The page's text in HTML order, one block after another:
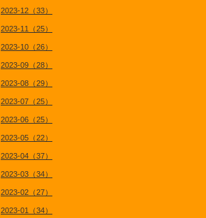
2023-12（33）
2023-11（25）
2023-10（26）
2023-09（28）
2023-08（29）
2023-07（25）
2023-06（25）
2023-05（22）
2023-04（37）
2023-03（34）
2023-02（27）
2023-01（34）